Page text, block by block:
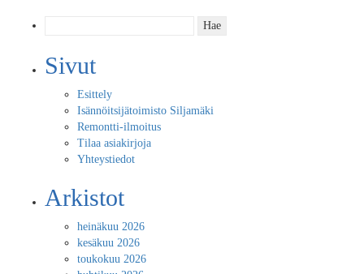
Sivut
Esittely
Isännöitsijätoimisto Siljamäki
Remontti-ilmoitus
Tilaa asiakirjoja
Yhteystiedot
Arkistot
heinäkuu 2026
kesäkuu 2026
toukokuu 2026